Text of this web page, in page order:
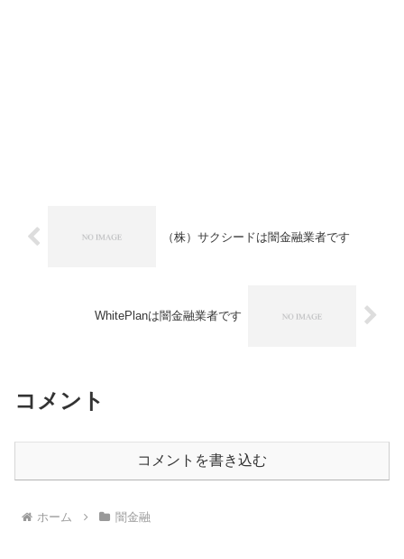
（株）サクシードは闇金融業者です
WhitePlanは闇金融業者です
コメント
コメントを書き込む
ホーム 闇金融